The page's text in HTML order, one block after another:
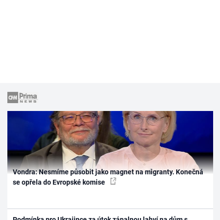
Vondra: Nesmíme působit jako magnet na migranty. Konečná
se opřela do Evropské komise